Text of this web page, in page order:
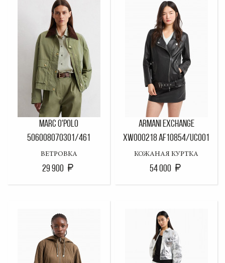
MARC O'POLO
506008070301/461
ВЕТРОВКА
29 900
ARMANI EXCHANGE
XW000218 AF10854/UC001
КОЖАНАЯ КУРТКА
54 000